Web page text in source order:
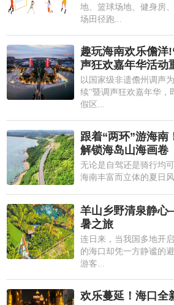
地、篮球场地、健身房
场田径跑...
趣玩海南欢乐儋洋
声狂欢嘉年华活动
以国家级非遗儋州调声
续"暨调声狂欢嘉年华，
假区...
跟着“两环”游海南
解锁海岛山海画卷
无论是自驾还是骑行均
海南丰富而立体的夏日风
羊山乡野清泉静
暑之旅
连日来，当我国多地开
的海口却凭一方静谧的
游客...
欢乐蔓延！海口全